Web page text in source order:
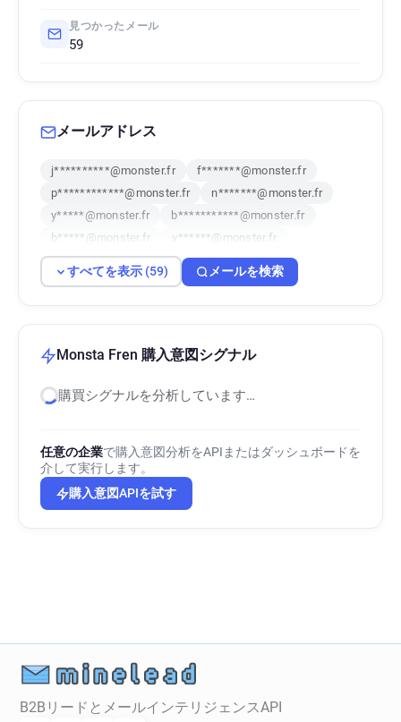
見つかったメール
59
メールアドレス
j**********@monster.fr
f*******@monster.fr
p************@monster.fr
n*******@monster.fr
y*****@monster.fr
b***********@monster.fr
b*****@monster.fr
v******@monster.fr
l***********@monster.fr
b*****@monster.fr
n********@monster.fr
d***********@monster.fr
m*********@monster.fr
h*********@monster.fr
j**********@monster.fr
r************@monster.fr
c*****@monster.fr
u*********@monster.fr
w*****@monster.fr
w******@monster.fr
a************@monster.fr
n************@monster.fr
f*********@monster.fr
z*********@monster.fr
f************@monster.fr
v**********@monster.fr
g************@monster.fr
y***********@monster.fr
すべてを表示 (59) メールを検索
Monsta Fren 購入意図シグナル
購買シグナルを分析しています…
任意の企業で購入意図分析をAPIまたはダッシュボードを
介して実行します。
購入意図APIを試す
B2BリードとメールインテリジェンスAPI